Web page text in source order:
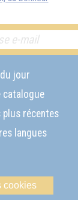
jour
catalogue
plus récentes
langues
cookies